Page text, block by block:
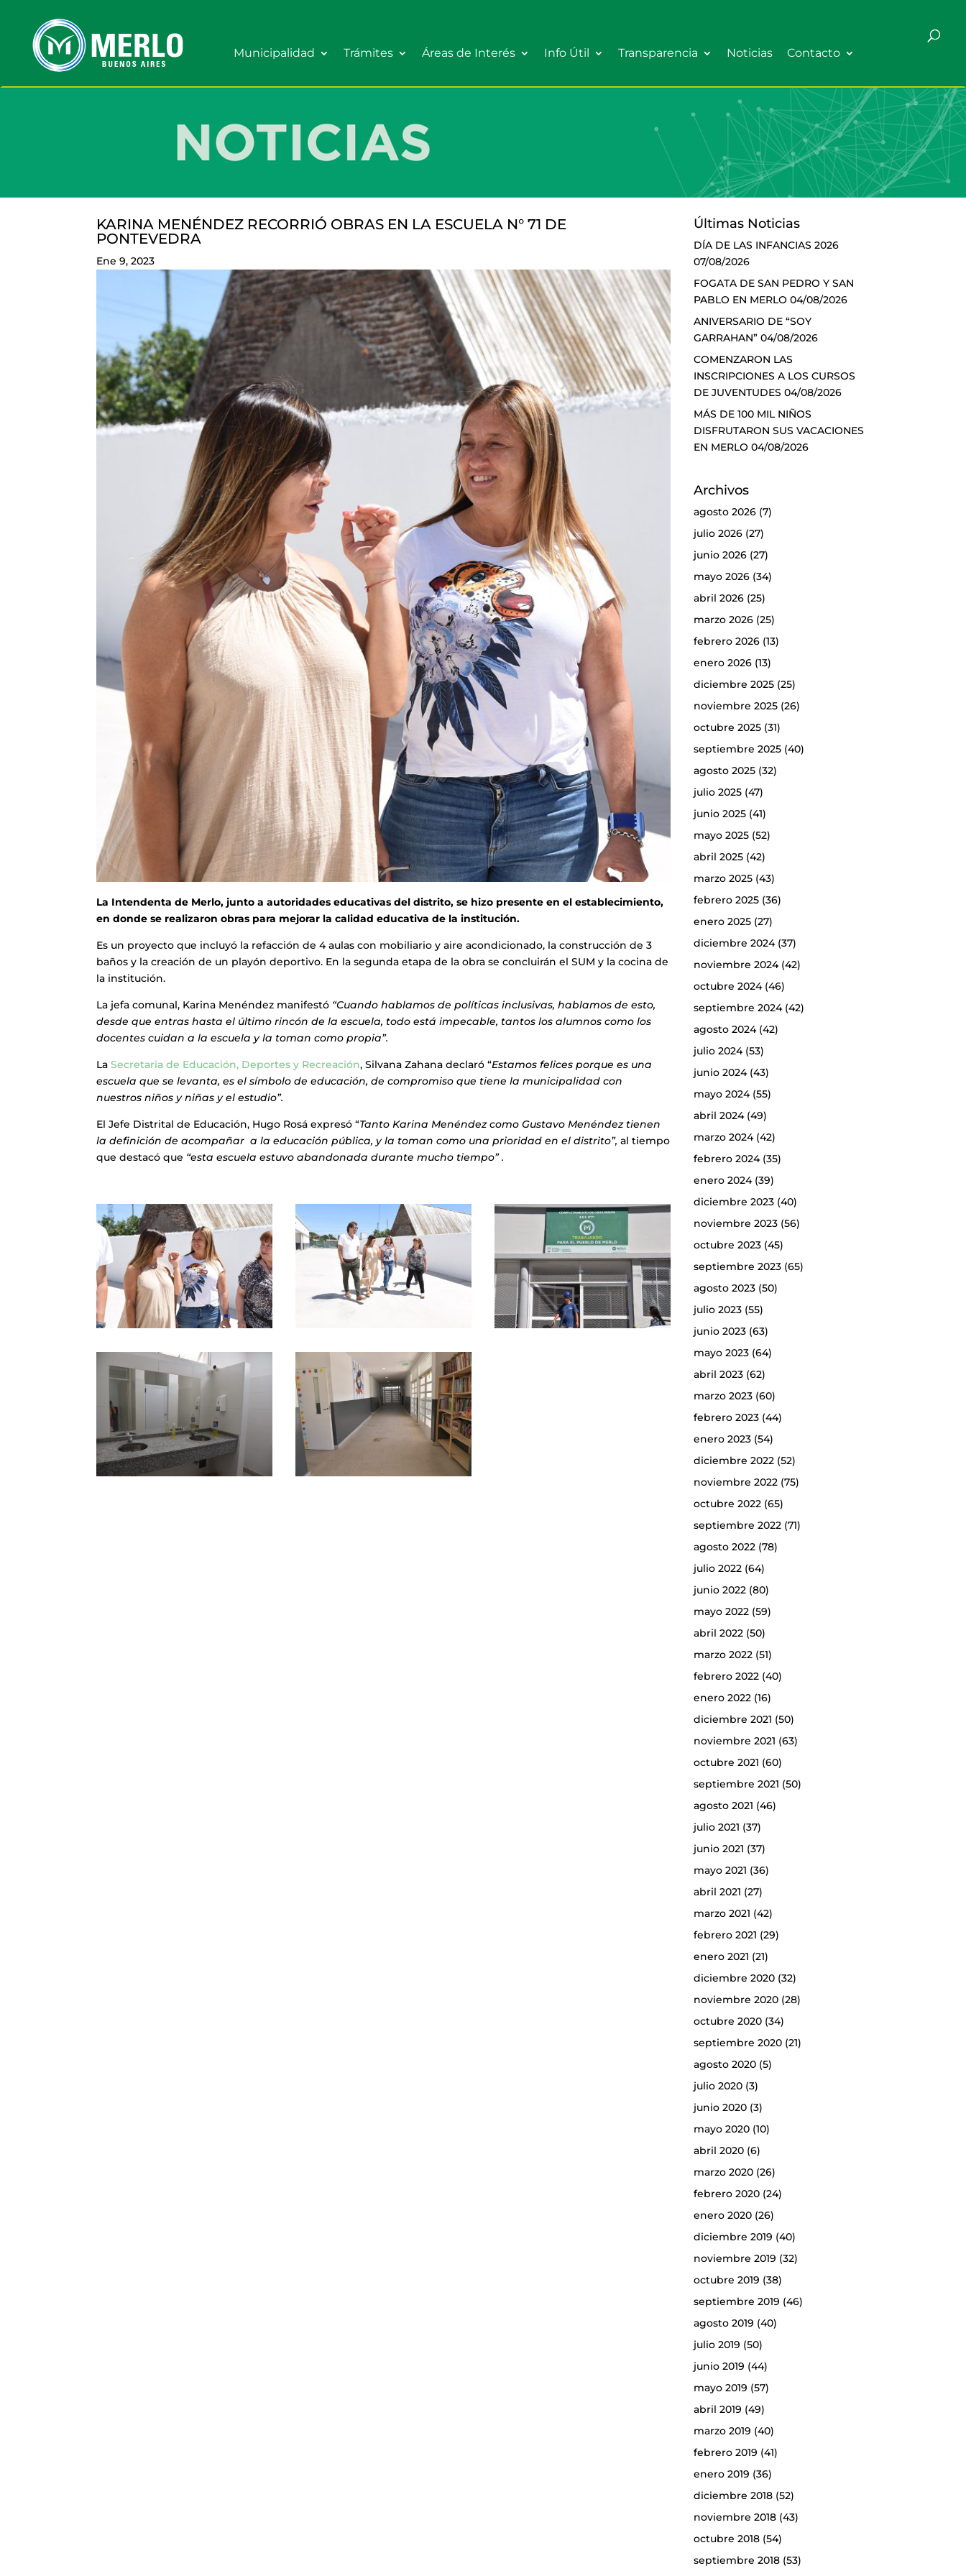
Municipalidad Trámites Áreas de Interés Info Útil Transparencia Noticias Contacto
KARINA MENÉNDEZ RECORRIÓ OBRAS EN LA ESCUELA N° 71 DE
PONTEVEDRA
Ene 9, 2023
La Intendenta de Merlo, junto a autoridades educativas del distrito, se hizo presente en el establecimiento,
en donde se realizaron obras para mejorar la calidad educativa de la institución.
Es un proyecto que incluyó la refacción de 4 aulas con mobiliario y aire acondicionado, la construcción de 3
baños y la creación de un playón deportivo. En la segunda etapa de la obra se concluirán el SUM y la cocina de
la institución.
La jefa comunal, Karina Menéndez manifestó “Cuando hablamos de políticas inclusivas, hablamos de esto,
desde que entras hasta el último rincón de la escuela, todo está impecable, tantos los alumnos como los
docentes cuidan a la escuela y la toman como propia”.
LaSecretaria de Educación, Deportes y Recreación, Silvana Zahana declaró “Estamos felices porque es una
escuela que se levanta, es el símbolo de educación, de compromiso que tiene la municipalidad con
nuestros niños y niñas y el estudio”.
El Jefe Distrital de Educación, Hugo Rosá expresó “Tanto Karina Menéndez como Gustavo Menéndez tienen
la definición de acompañar a la educación pública, y la toman como una prioridad en el distrito”,al tiempo
que destacó que “esta escuela estuvo abandonada durante mucho tiempo” .
Últimas Noticias
DÍA DE LAS INFANCIAS 2026
07/08/2026
FOGATA DE SAN PEDRO Y SAN
PABLO EN MERLO 04/08/2026
ANIVERSARIO DE “SOY
GARRAHAN” 04/08/2026
COMENZARON LAS
INSCRIPCIONES A LOS CURSOS
DE JUVENTUDES 04/08/2026
MÁS DE 100 MIL NIÑOS
DISFRUTARON SUS VACACIONES
EN MERLO 04/08/2026
Archivos
agosto 2026(7)
julio 2026(27)
junio 2026(27)
mayo 2026(34)
abril 2026(25)
marzo 2026(25)
febrero 2026(13)
enero 2026(13)
diciembre 2025(25)
noviembre 2025(26)
octubre 2025(31)
septiembre 2025(40)
agosto 2025(32)
julio 2025(47)
junio 2025(41)
mayo 2025(52)
abril 2025(42)
marzo 2025(43)
febrero 2025(36)
enero 2025(27)
diciembre 2024(37)
noviembre 2024(42)
octubre 2024(46)
septiembre 2024(42)
agosto 2024(42)
julio 2024(53)
junio 2024(43)
mayo 2024(55)
abril 2024(49)
marzo 2024(42)
febrero 2024(35)
enero 2024(39)
diciembre 2023(40)
noviembre 2023(56)
octubre 2023(45)
septiembre 2023(65)
agosto 2023(50)
julio 2023(55)
junio 2023(63)
mayo 2023(64)
abril 2023(62)
marzo 2023(60)
febrero 2023(44)
enero 2023(54)
diciembre 2022(52)
noviembre 2022(75)
octubre 2022(65)
septiembre 2022(71)
agosto 2022(78)
julio 2022(64)
junio 2022(80)
mayo 2022(59)
abril 2022(50)
marzo 2022(51)
febrero 2022(40)
enero 2022(16)
diciembre 2021 (50)
noviembre 2021 (63)
octubre 2021 (60)
septiembre 2021 (50)
agosto 2021 (46)
julio 2021 (37)
junio 2021 (37)
mayo 2021 (36)
abril 2021 (27)
marzo 2021 (42)
febrero 2021 (29)
enero 2021 (21)
diciembre 2020(32)
noviembre 2020(28)
octubre 2020(34)
septiembre 2020(21)
agosto 2020(5)
julio 2020(3)
junio 2020(3)
mayo 2020(10)
abril 2020(6)
marzo 2020(26)
febrero 2020(24)
enero 2020(26)
diciembre 2019 (40)
noviembre 2019 (32)
octubre 2019 (38)
septiembre 2019 (46)
agosto 2019 (40)
julio 2019 (50)
junio 2019 (44)
mayo 2019 (57)
abril 2019 (49)
marzo 2019 (40)
febrero 2019 (41)
enero 2019 (36)
diciembre 2018(52)
noviembre 2018(43)
octubre 2018(54)
septiembre 2018(53)